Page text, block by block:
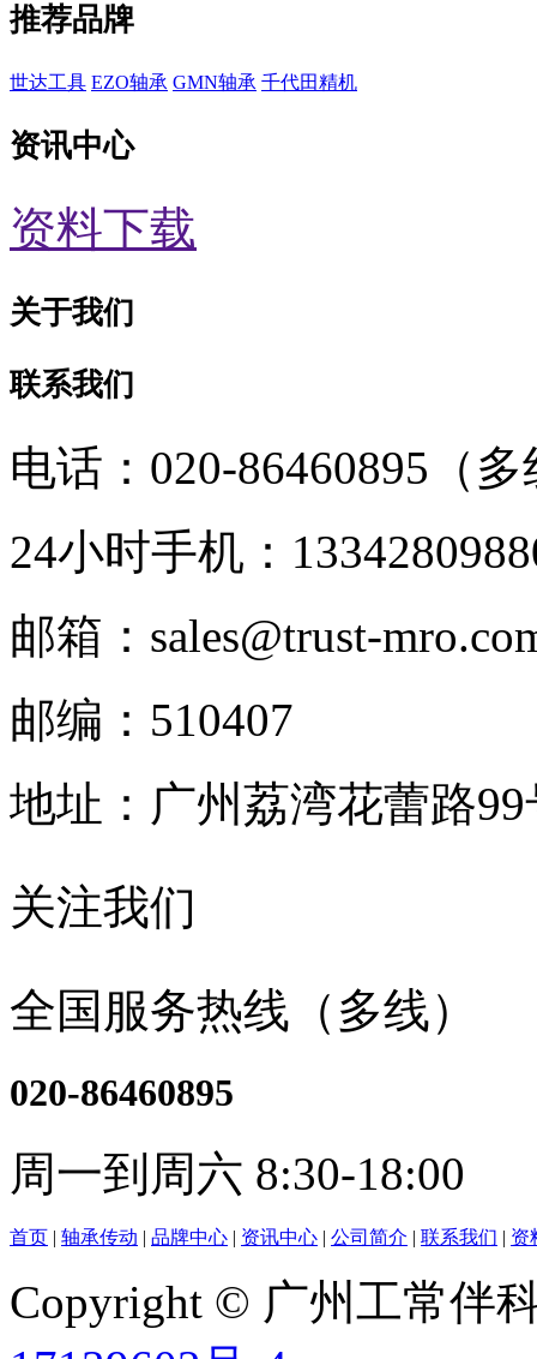
推荐品牌
世达工具 EZO轴承 GMN轴承 千代田精机
资讯中心
资料下载
关于我们
联系我们
电话：020-86460895（
24小时手机：
邮箱：sales@trust-
邮编：510407
地址：广州荔湾花蕾路
关注我们
全国服务热线（多线）
020-86460895
周一到周六 8:30-18:00
首页 | 轴承传动 | 品牌中心 | 资讯中心 | 公司简介 | 联系我们 | 资
Copyright © 广州工常伴